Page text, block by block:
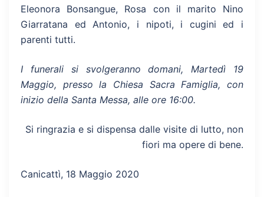
Eleonora Bonsangue, Rosa con il marito Nino
Giarratana ed Antonio, i nipoti, i cugini ed i
parenti tutti.
I funerali si svolgeranno domani, Martedì 19
Maggio, presso la Chiesa Sacra Famiglia, con
inizio della Santa Messa, alle ore 16:00.
Si ringrazia e si dispensa dalle visite di lutto, non
fiori ma opere di bene.
Canicattì, 18 Maggio 2020